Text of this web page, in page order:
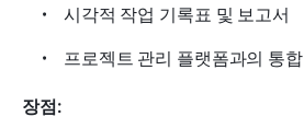
시각적 작업 기록표 및 보고서
프로젝트 관리 플랫폼과의 통합
장점: